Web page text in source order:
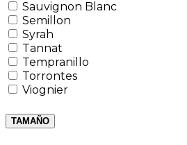
Sauvignon Blanc
Semillon
Syrah
Tannat
Tempranillo
Torrontes
Viognier
TAMAÑO